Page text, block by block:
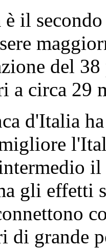
del 38
a circa
ha
gli effetti
di grande